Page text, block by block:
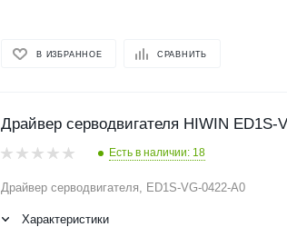
В ИЗБРАННОЕ СРАВНИТЬ
Драйвер серводвигателя HIWIN ED1S-
Есть в наличии: 18
Драйвер серводвигателя, ED1S-VG-0422-A0
Характеристики